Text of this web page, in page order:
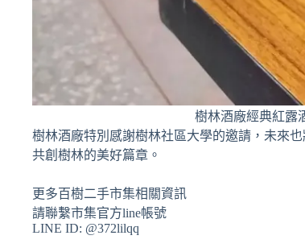
樹林酒廠經典紅露
樹林酒廠特別感謝樹林社區大學的邀請，未來
共創樹林的美好篇章。
更多百樹二手市集相關資訊
請聯繫市集官方line帳號
LINE ID: @372lilqq